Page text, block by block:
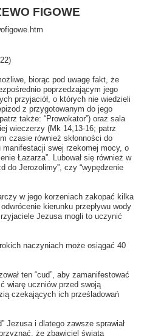
FIGOWE
biorąc pod uwagę fakt, że
poprzedzającym jego
przyjaciół, o których nie wiedzieli
z przygotowanym do jego
także: “Prowokator”) oraz sala
wieczerzy (Mk 14,13-16; patrz
czasie również skłonności do
swej rzekomej mocy, o
Łazarza”. Lubował się również w
do Jerozolimy”, czy “wypędzenie
w jego korzeniach zakopać kilka
kierunku przepływu wody
Jezusa mogli to uczynić
naczyniach może osiągać 40
ten “cud”, aby zamanifestować
wiarę uczniów przed swoją
czekających ich prześladowań
Jezusa i dlatego zawsze sprawiał
że zbawiciel świata